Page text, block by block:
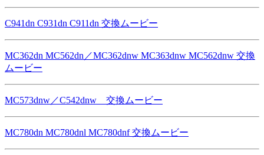
C941dn C931dn C911dn 交換ムービー
MC362dn MC562dn／MC362dnw MC363dnw MC562dnw 交換
ムービー
MC573dnw／C542dnw 交換ムービー
MC780dn MC780dnl MC780dnf 交換ムービー